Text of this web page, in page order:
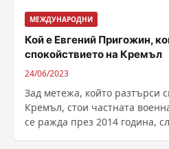
МЕЖДУНАРОДНИ
Кой е Евгений Пригожин,
спокойствието на Кремъл
24/06/2023
Зад метежа, който разтърси
Кремъл, стои частната
се ражда през 2014 година,